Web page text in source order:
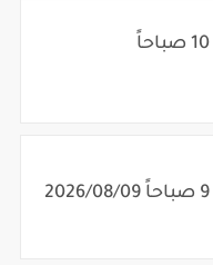
موجز أخبار الساعة 10 صباحاً